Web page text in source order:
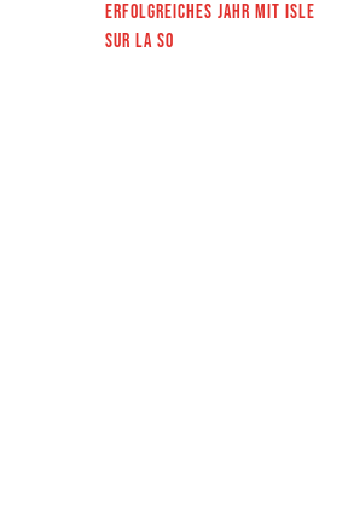
erfolgreiches Jahr mit Isle
sur la So